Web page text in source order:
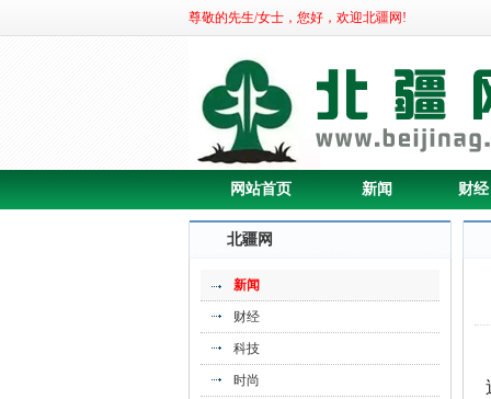
尊敬的先生/女士，您好，欢迎北疆网!
网站首页 新闻 财经
北疆网
新闻
财经
科技
时尚
《广信贷：七日资金净流入全国第十》